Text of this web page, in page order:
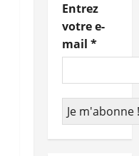
Entrez
votre e-
mail *